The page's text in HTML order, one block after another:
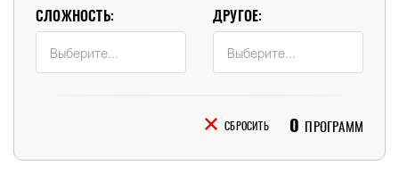
СЛОЖНОСТЬ: ДРУГОЕ:
СБРОСИТЬ 0 ПРОГРАММ